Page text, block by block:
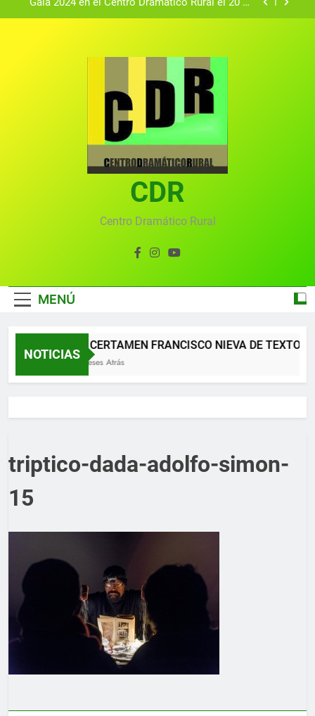
Gala 2024 en el Centro Dramático Rural el 20 de
convocado por el Centro Dramático Rural de Mira
(Cuenca)
Gala anual virtual del Centro Dramático Rural de
Gala del Centro Dramático Rural 2025
Gala 2024 en el Centro Dramático Rural el 20 de
Textos seleccionados en el VI Certamen
Francisco Nieva de piezas breves teatrales
convocado por el Centro Dramático Rural de Mira
Gala anual virtual del Centro Dramático Rural de
CDR
Centro Dramático Rural
MENÚ
NOTICIAS
XII CERTAMEN FRANCISCO NIEVA DE TEXTOS
2 Meses Atrás
triptico-dada-adolfo-simon-
15